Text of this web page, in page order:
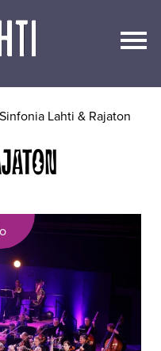
Sinfonia Lahti & Rajaton